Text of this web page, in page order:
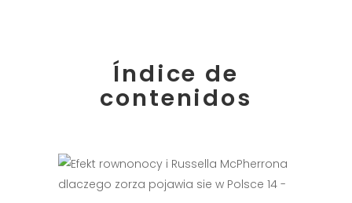
Índice de
contenidos